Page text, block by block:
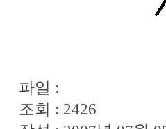
파일 :
조회 : 2426